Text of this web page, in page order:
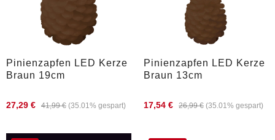
Pinienzapfen LED Kerze
Braun 19cm
27,29 € 41,99 € (35.01% gespart)
Pinienzapfen LED Kerze
Braun 13cm
17,54 € 26,99 € (35.01% gespart)